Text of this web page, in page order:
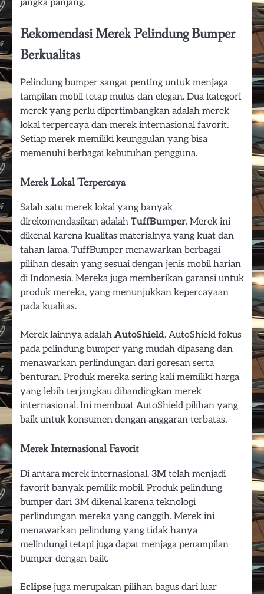
Rekomendasi Merek Pelindung Bumper
Berkualitas
Pelindung bumper sangat penting untuk menjaga
tampilan mobil tetap mulus dan elegan. Dua kategori
merek yang perlu dipertimbangkan adalah merek
lokal terpercaya dan merek internasional favorit.
Setiap merek memiliki keunggulan yang bisa
memenuhi berbagai kebutuhan pengguna.
Merek Lokal Terpercaya
Salah satu merek lokal yang banyak
direkomendasikan adalah TuffBumper. Merek ini
dikenal karena kualitas materialnya yang kuat dan
tahan lama. TuffBumper menawarkan berbagai
pilihan desain yang sesuai dengan jenis mobil harian
di Indonesia. Mereka juga memberikan garansi untuk
produk mereka, yang menunjukkan kepercayaan
pada kualitas.
Merek lainnya adalah AutoShield. AutoShield fokus
pada pelindung bumper yang mudah dipasang dan
menawarkan perlindungan dari goresan serta
benturan. Produk mereka sering kali memiliki harga
yang lebih terjangkau dibandingkan merek
internasional. Ini membuat AutoShield pilihan yang
baik untuk konsumen dengan anggaran terbatas.
Merek Internasional Favorit
Di antara merek internasional, 3M telah menjadi
favorit banyak pemilik mobil. Produk pelindung
bumper dari 3M dikenal karena teknologi
perlindungan mereka yang canggih. Merek ini
menawarkan pelindung yang tidak hanya
melindungi tetapi juga dapat menjaga penampilan
bumper dengan baik.
Eclipse juga merupakan pilihan bagus dari luar